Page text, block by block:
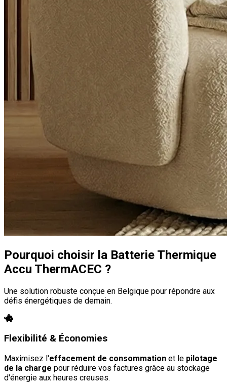
Pourquoi choisir la Batterie Thermique
Accu ThermACEC ?
Une solution robuste conçue en Belgique pour répondre aux
défis énergétiques de demain.
Flexibilité & Économies
Maximisez l'effacement de consommation et le pilotage
de la charge pour réduire vos factures grâce au stockage
d'énergie aux heures creuses.